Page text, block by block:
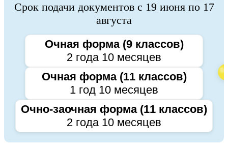
Срок подачи документов с 19 июня по 17
августа
Очная форма (9 классов)
2 года 10 месяцев
Очная форма (11 классов)
1 год 10 месяцев
Очно-заочная форма (11 классов)
2 года 10 месяцев